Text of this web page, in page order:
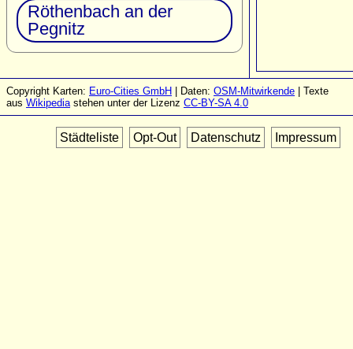
Röthenbach an der
Pegnitz
Copyright Karten: Euro-Cities GmbH | Daten: OSM-Mitwirkende | Texte
aus Wikipediastehen unter der Lizenz CC-BY-SA 4.0
Städteliste Opt-Out Datenschutz Impressum